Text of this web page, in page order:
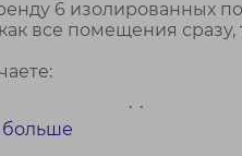
6 изолированных
все помещения
аренды. Можно
больше